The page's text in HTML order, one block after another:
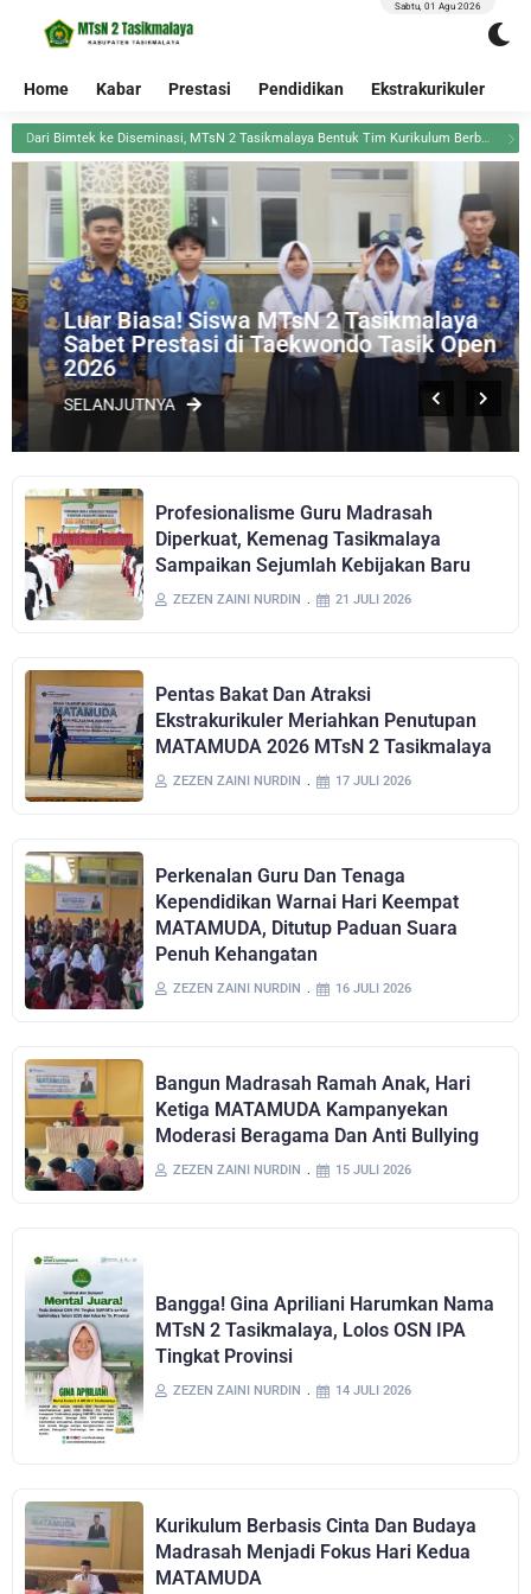
Home Kabar Prestasi Pendidikan Ekstrakurikuler
Sabtu, 01 Agu 2026
Dari Bimtek ke Diseminasi, MTsN 2 Tasikmalaya Bentuk Tim Kurikulum Berbasis Cinta
Luar Biasa! Siswa MTsN 2 Tasikmalaya
Sabet Prestasi di Taekwondo Tasik Open
2026
SELANJUTNYA
Profesionalisme Guru Madrasah
Diperkuat, Kemenag Tasikmalaya
Sampaikan Sejumlah Kebijakan Baru
ZEZEN ZAINI NURDIN 21 JULI 2026
Pentas Bakat Dan Atraksi
Ekstrakurikuler Meriahkan Penutupan
MATAMUDA 2026 MTsN 2 Tasikmalaya
ZEZEN ZAINI NURDIN 17 JULI 2026
Perkenalan Guru Dan Tenaga
Kependidikan Warnai Hari Keempat
MATAMUDA, Ditutup Paduan Suara
Penuh Kehangatan
ZEZEN ZAINI NURDIN 16 JULI 2026
Bangun Madrasah Ramah Anak, Hari
Ketiga MATAMUDA Kampanyekan
Moderasi Beragama Dan Anti Bullying
ZEZEN ZAINI NURDIN 15 JULI 2026
Bangga! Gina Apriliani Harumkan Nama
MTsN 2 Tasikmalaya, Lolos OSN IPA
Tingkat Provinsi
ZEZEN ZAINI NURDIN 14 JULI 2026
Kurikulum Berbasis Cinta Dan Budaya
Madrasah Menjadi Fokus Hari Kedua
MATAMUDA